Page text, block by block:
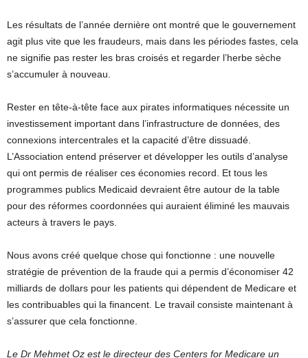
Les résultats de l’année dernière ont montré que le gouvernement
agit plus vite que les fraudeurs, mais dans les périodes fastes, cela
ne signifie pas rester les bras croisés et regarder l’herbe sèche
s’accumuler à nouveau.
Rester en tête-à-tête face aux pirates informatiques nécessite un
investissement important dans l’infrastructure de données, des
connexions intercentrales et la capacité d’être dissuadé.
L’Association entend préserver et développer les outils d’analyse
qui ont permis de réaliser ces économies record. Et tous les
programmes publics Medicaid devraient être autour de la table
pour des réformes coordonnées qui auraient éliminé les mauvais
acteurs à travers le pays.
Nous avons créé quelque chose qui fonctionne : une nouvelle
stratégie de prévention de la fraude qui a permis d’économiser 42
milliards de dollars pour les patients qui dépendent de Medicare et
les contribuables qui la financent. Le travail consiste maintenant à
s’assurer que cela fonctionne.
Le Dr Mehmet Oz est le directeur des Centers for Medicare un